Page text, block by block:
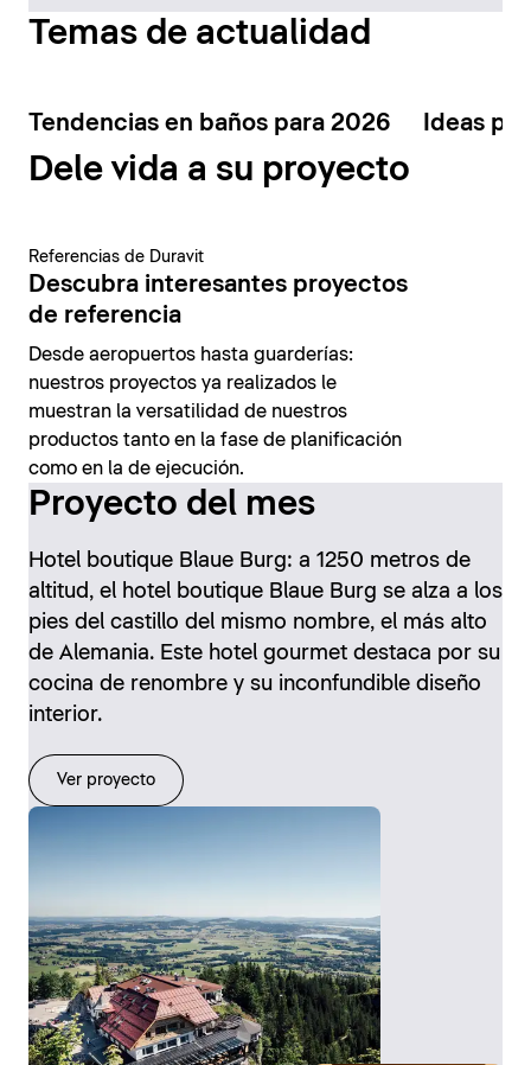
Temas de actualidad
Tendencias en baños para 2026 Ideas
Dele vida a su proyecto
Referencias de Duravit
Descubra interesantes proyectos
de referencia
Desde aeropuertos hasta guarderías:
nuestros proyectos ya realizados le
muestran la versatilidad de nuestros
productos tanto en la fase de planificación
como en la de ejecución.
Proyecto del mes
Hotel boutique Blaue Burg: a 1250 metros de
altitud, el hotel boutique Blaue Burg se alza a los
pies del castillo del mismo nombre, el más alto
de Alemania. Este hotel gourmet destaca por su
cocina de renombre y su inconfundible diseño
interior.
Ver proyecto